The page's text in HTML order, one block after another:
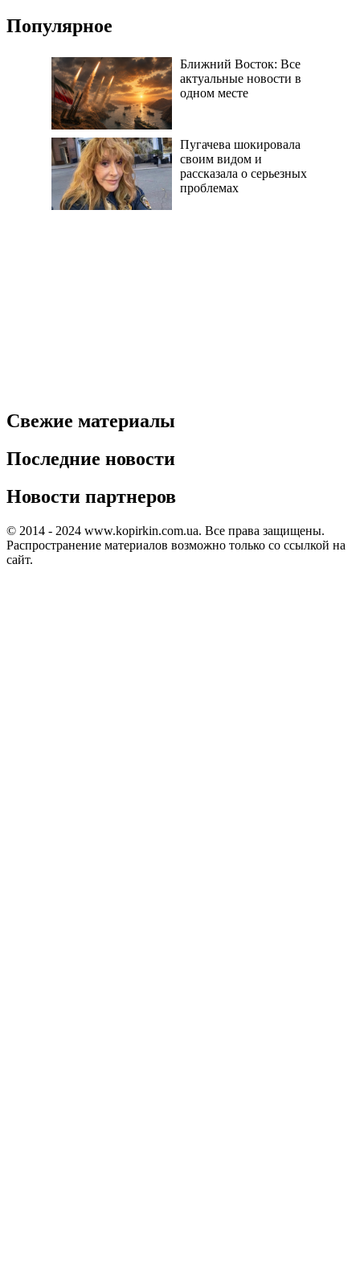
Популярное
Ближний Восток: Все
актуальные новости в
одном месте
Пугачева шокировала
своим видом и
рассказала о серьезных
проблемах
Свежие материалы
Последние новости
Новости партнеров
© 2014 - 2024 www.kopirkin.com.ua. Все права защищены.
Распространение материалов возможно только со ссылкой на
сайт.